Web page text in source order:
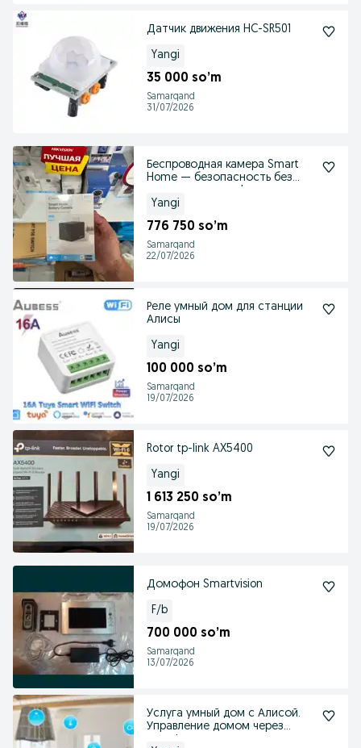
Датчик движения HC-SR501
Yangi
35 000 so’m
Samarqand
31/07/2026
Беспроводная камера Smart
Home — безопасность без
Yangi
776 750 so’m
Samarqand
22/07/2026
Реле умный дом для станции
Алисы
Yangi
100 000 so’m
Samarqand
19/07/2026
Rotor tp-link AX5400
Yangi
1 613 250 so’m
Samarqand
19/07/2026
Домофон Smartvision
F/b
700 000 so’m
Samarqand
13/07/2026
Услуга умный дом с Алисой.
Управление домом через